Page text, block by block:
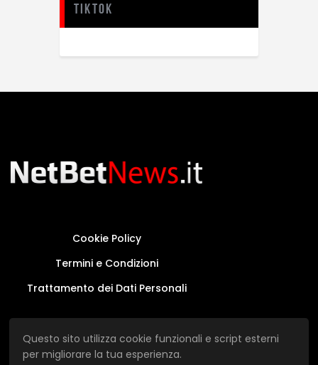
Questo sito utilizza cookie funzionali e script esterni
per migliorare la tua esperienza.
TikTok
Cookie Policy
Termini e Condizioni
Trattamento dei Dati Personali
Questo sito non rappresenta una testata
giornalistica in quanto viene aggiornato senza
alcuna periodicità.